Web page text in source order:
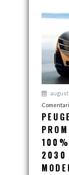
august
2030